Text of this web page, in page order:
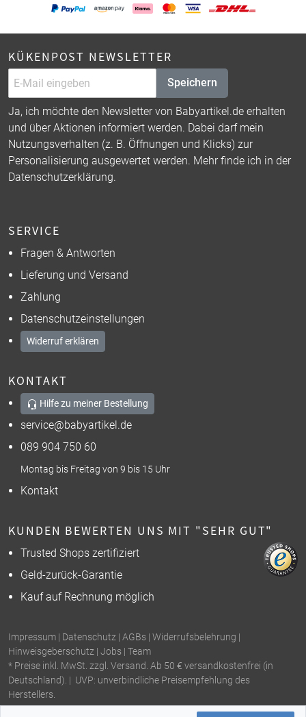
KÜKENPOST NEWSLETTER
Speichern
Ja, ich möchte den Newsletter von Babyartikel.de erhalten
und über Aktionen informiert werden. Dabei darf mein
Nutzungsverhalten (z. B. Öffnungen und Klicks) zur
Personalisierung ausgewertet werden. Mehr finde ich in der
Datenschutzerklärung.
SERVICE
Fragen & Antworten
Lieferung und Versand
Zahlung
Datenschutzeinstellungen
Widerruf erklären
KONTAKT
Hilfe zu meiner Bestellung
service@babyartikel.de
089 904 750 60
Montag bis Freitag von 9 bis 15 Uhr
Kontakt
KUNDEN BEWERTEN UNS MIT "SEHR GUT"
Trusted Shops zertifiziert
Geld-zurück-Garantie
Kauf auf Rechnung möglich
Impressum | Datenschutz | AGBs | Widerrufsbelehrung |
Hinweisgeberschutz | Jobs | Team
* Preise inkl. MwSt. zzgl. Versand. Ab 50 € versandkostenfrei (in
Deutschland). | UVP: unverbindliche Preisempfehlung des
Herstellers.